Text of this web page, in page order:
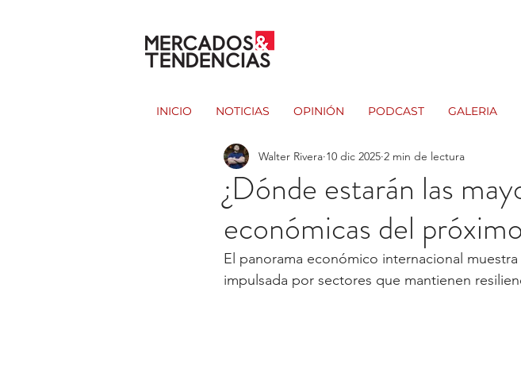
INICIO NOTICIAS OPINIÓN PODCAST GALERIA
¿Dónde estarán las
económicas del
Walter Rivera 10 dic 2025 2 min de lectura
El panorama económico internacional
impulsada por sectores que mantienen